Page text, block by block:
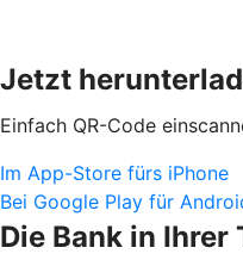
Jetzt
Einfach QR-Code
Im App-Store fürs iPhone
Bei Google Play für
Die Bank in Ihrer